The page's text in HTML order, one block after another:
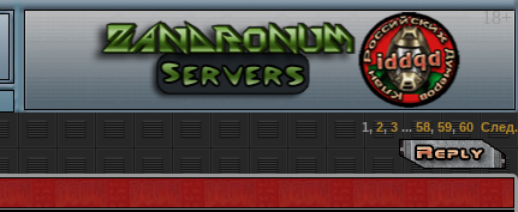
18+
1,2,3 ...58, 59,60 След.